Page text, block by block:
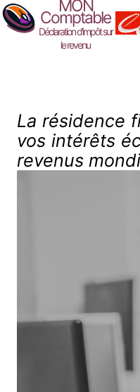
MON
Comptable
Déclaration d'impôt sur
le revenu
La résidence
vos intérêts
revenus